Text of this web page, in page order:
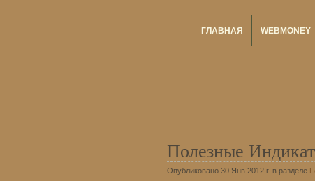
ГЛАВНАЯ WEBMONEY
Полезные
Опубликовано 30 Янв 2012 г. в разделе